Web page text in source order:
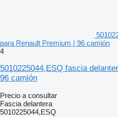
para Renault Premium | 96 camión
4
5010225044,ESQ fascia
96 camión
Precio a consultar
Fascia delantera
5010225044,ESQ